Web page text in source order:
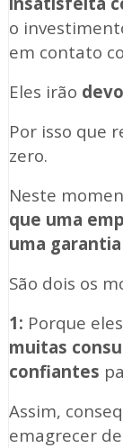
o
em contato
Eles irão
Por isso que
zero.
Neste
que uma
uma garantia
São dois os
1: Porque
muitas
confiantes
Assim,
emagrecer